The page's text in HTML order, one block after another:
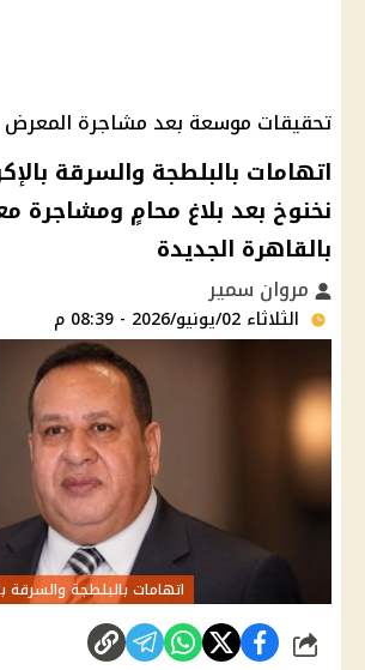
تحقيقات موسعة بعد مشاجرة المعرض
اتهامات بالبلطجة والسرقة
نخنوخ بعد بلاغ محامٍ ومشاجرة
بالقاهرة الجديدة
مروان سمير
الثلاثاء 02/يونيو/2026 - 08:39 م
اتهامات بالبلطجة والسرقة
شارك